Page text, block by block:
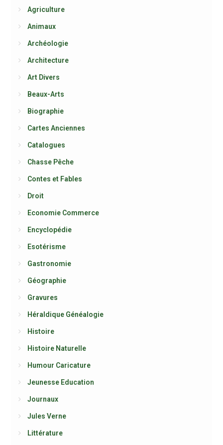
Agriculture
Animaux
Archéologie
Architecture
Art Divers
Beaux-Arts
Biographie
Cartes Anciennes
Catalogues
Chasse Pêche
Contes et Fables
Droit
Economie Commerce
Encyclopédie
Esotérisme
Gastronomie
Géographie
Gravures
Héraldique Généalogie
Histoire
Histoire Naturelle
Humour Caricature
Jeunesse Education
Journaux
Jules Verne
Littérature